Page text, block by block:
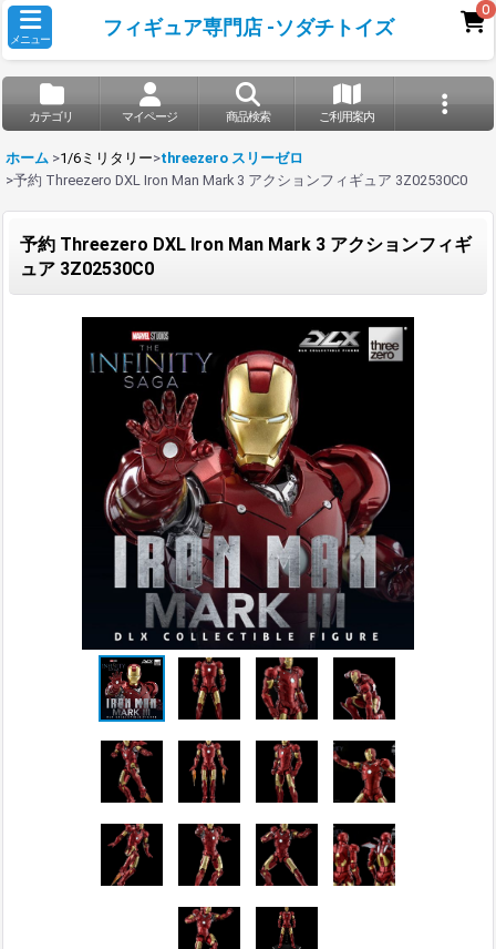
メニュー
フィギュア専門店 -ソダチトイズ
0
カテゴリ マイページ 商品検索 ご利用案内
ホーム >1/6ミリタリー>threezero スリーゼロ
>予約 Threezero DXL Iron Man Mark 3 アクションフィギュア 3Z02530C0
予約 Threezero DXL Iron Man Mark 3 アクションフィギ
ュア 3Z02530C0